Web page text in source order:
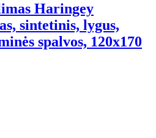
Haringey
sintetinis, lygus,
spalvos, 120x170